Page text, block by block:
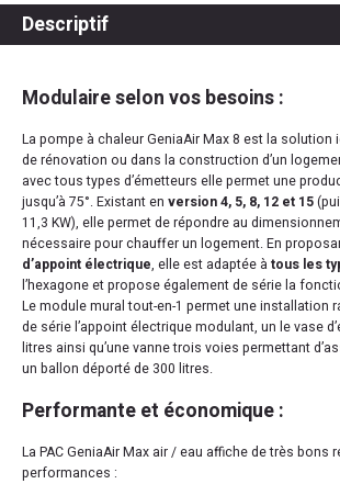
Descriptif
Modulaire selon vos besoins :
La pompe à chaleur GeniaAir Max 8 est la solution
de rénovation ou dans la construction d’un
avec tous types d’émetteurs elle permet une
jusqu’à 75°. Existant en version 4, 5, 8, 12 et 15
11,3 KW), elle permet de répondre au
nécessaire pour chauffer un logement. En
d’appoint électrique, elle est adaptée à tous les
l’hexagone et propose également de série la
Le module mural tout-en-1 permet une installation
de série l’appoint électrique modulant, un le vase
litres ainsi qu’une vanne trois voies permettant
un ballon déporté de 300 litres.
Performante et économique :
La PAC GeniaAir Max air / eau affiche de très bons
performances :